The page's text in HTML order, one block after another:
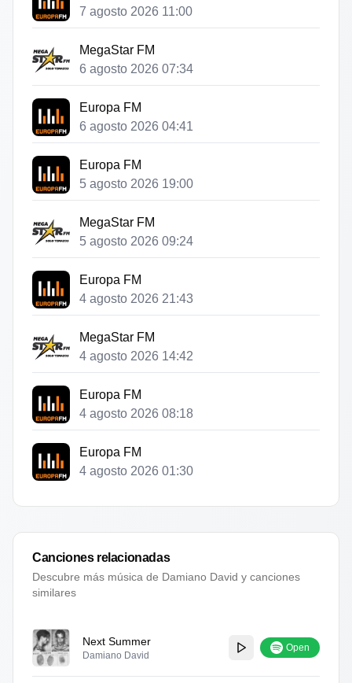
7 agosto 2026 11:00
MegaStar FM
6 agosto 2026 07:34
Europa FM
6 agosto 2026 04:41
Europa FM
5 agosto 2026 19:00
MegaStar FM
5 agosto 2026 09:24
Europa FM
4 agosto 2026 21:43
MegaStar FM
4 agosto 2026 14:42
Europa FM
4 agosto 2026 08:18
Europa FM
4 agosto 2026 01:30
Canciones relacionadas
Descubre más música de Damiano David y canciones
similares
Next Summer
Damiano David
Open